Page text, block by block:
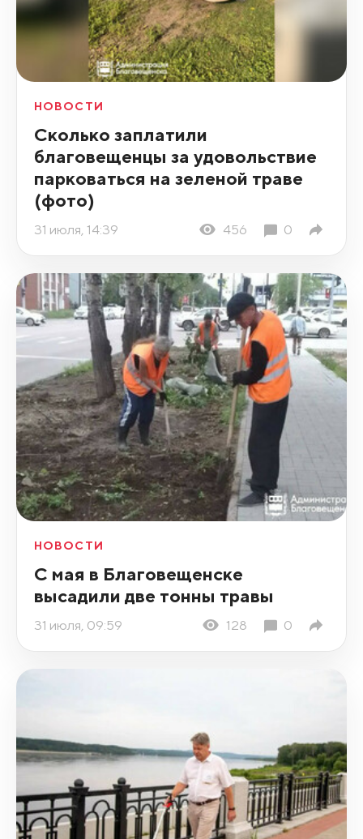
НОВОСТИ
Сколько заплатили
благовещенцы за удовольствие
парковаться на зеленой траве
(фото)
31 июля, 14:39 456 0
НОВОСТИ
С мая в Благовещенске
высадили две тонны травы
31 июля, 09:59 128 0